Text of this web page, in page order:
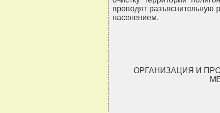
проводят разъяснительную
населением.
ОРГАНИЗАЦИЯ И